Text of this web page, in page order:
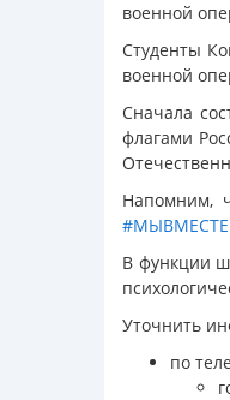
военной
Студенты
военной
Сначала
флагами
Напомним,
#МЫВМЕСТЕ
В функции
Уточнить
по